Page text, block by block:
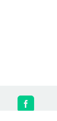
Facebook